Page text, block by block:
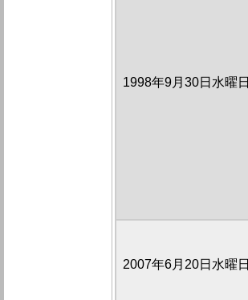
1998年9月30日水曜日
2007年6月20日水曜日